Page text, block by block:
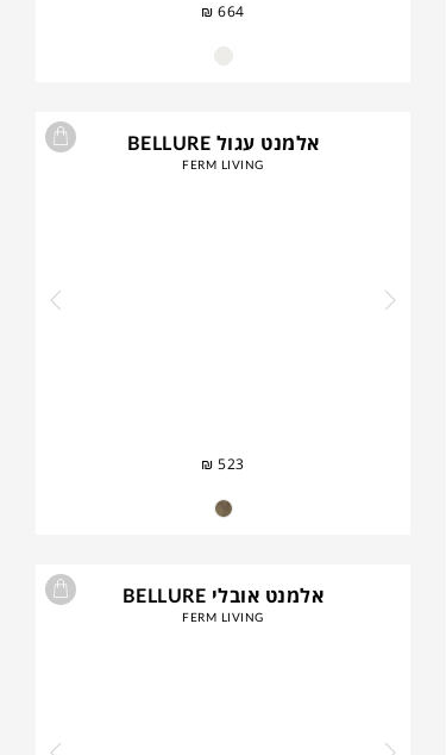
₪ 664
אלמנט עגול BELLURE
FERM LIVING
₪ 523
אלמנט אובלי BELLURE
FERM LIVING